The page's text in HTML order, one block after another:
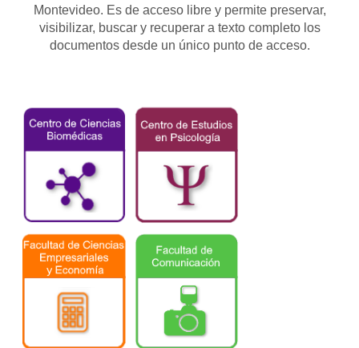
Montevideo. Es de acceso libre y permite preservar,
visibilizar, buscar y recuperar a texto completo los
documentos desde un único punto de acceso.